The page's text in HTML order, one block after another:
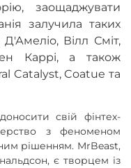
заощаджувати
залучила таких
Д'Амеліо, Вілл Сміт,
Каррі, а також
Catalyst, Coatue та
свій фінтех-
з феноменом
рішенням. MrBeast,
є творцем із